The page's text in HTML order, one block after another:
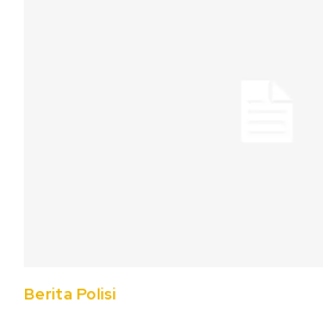
Berita Polisi